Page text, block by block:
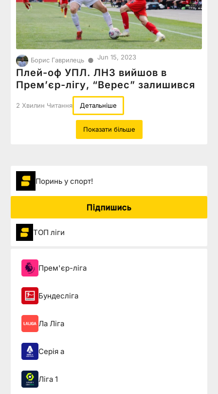
Борис Гаврилець ● Jun 15, 2023
Плей-оф УПЛ. ЛНЗ вийшов в
Прем’єр-лігу, “Верес” залишився
2 Хвилин Читання Детальніше
Показати більше
Поринь у спорт!
Підпишись
ТОП ліги
Прем'єр-ліга
Бундесліга
Ла Ліга
Серія а
Ліга 1